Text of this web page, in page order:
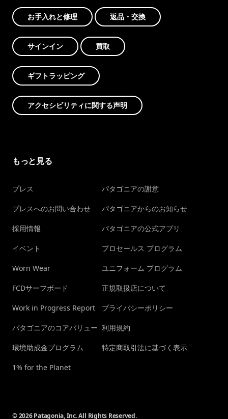
お手入れと修理 返品・交換
サインイン 買取
ギフトラッピング
アクセシビリティに関する声明
もっと見る
プレス
プレスへのお問い合わせ
採用情報
イベント
Worn Wear
FCDサーフボード
Work in Progress Report
パタゴニアのコアバリュー
環境助成金プログラム
1% for the Planet
パタゴニアの謝意
パタゴニアからのお知らせ
パタゴニアの公式アプリ
プロセールス プログラム
ユニフォーム プログラム
正規取扱店について
プライバシーポリシー
利用規約
特定商取引法に基づく表示
© 2026 Patagonia, Inc. All Rights Reserved.